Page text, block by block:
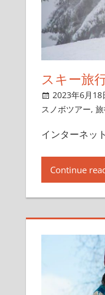
スキー旅
2023年6月18
スノボツアー,
インターネッ
Continue